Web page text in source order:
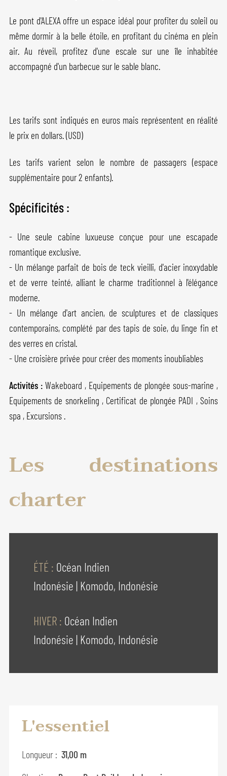
Le pont d'ALEXA offre un espace idéal pour profiter du soleil ou
même dormir à la belle étoile, en profitant du cinéma en plein
air. Au réveil, profitez d'une escale sur une île inhabitée
accompagné d'un barbecue sur le sable blanc.
Les tarifs sont indiqués en euros mais représentent en réalité
le prix en dollars. (USD)
Les tarifs varient selon le nombre de passagers (espace
supplémentaire pour 2 enfants).
Spécificités :
- Une seule cabine luxueuse conçue pour une escapade
romantique exclusive.
- Un mélange parfait de bois de teck vieilli, d'acier inoxydable
et de verre teinté, alliant le charme traditionnel à l'élégance
moderne.
- Un mélange d'art ancien, de sculptures et de classiques
contemporains, complété par des tapis de soie, du linge fin et
des verres en cristal.
- Une croisière privée pour créer des moments inoubliables
Activités : Wakeboard , Equipements de plongée sous-marine ,
Equipements de snorkeling , Certificat de plongée PADI , Soins
spa , Excursions .
Les destinations
charter
ÉTÉ : Océan Indien
Indonésie | Komodo, Indonésie
HIVER : Océan Indien
Indonésie | Komodo, Indonésie
L'essentiel
Longueur : 31,00 m